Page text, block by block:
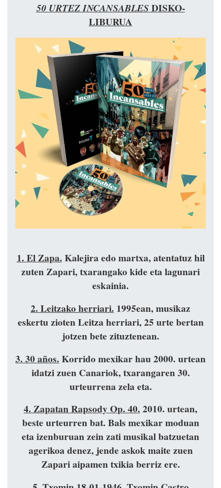
50 URTEZ INCANSABLES DISKO-
LIBURUA
1. El Zapa. Kalejira edo martxa, atentatuz hil
zuten Zapari, txarangako kide eta lagunari
eskainia.
2. Leitzako herriari. 1995ean, musikaz
eskertu zioten Leitza herriari, 25 urte bertan
jotzen bete zituztenean.
3. 30 años. Korrido mexikar hau 2000. urtean
idatzi zuen Canariok, txarangaren 30.
urteurrena zela eta.
4. Zapatan Rapsody Op. 40. 2010. urtean,
beste urteurren bat. Bals mexikar moduan
eta izenburuan zein zati musikal batzuetan
agerikoa denez, jende askok maite zuen
Zapari aipamen txikia berriz ere.